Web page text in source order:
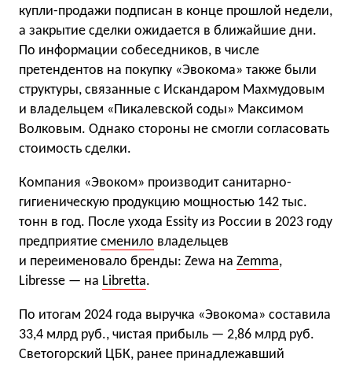
купли-продажи подписан в конце прошлой недели,
а закрытие сделки ожидается в ближайшие дни.
По информации собеседников, в числе
претендентов на покупку «Эвокома» также были
структуры, связанные с Искандаром Махмудовым
и владельцем «Пикалевской соды» Максимом
Волковым. Однако стороны не смогли согласовать
стоимость сделки.
Компания «Эвоком» производит санитарно-
гигиеническую продукцию мощностью 142 тыс.
тонн в год. После ухода Essity из России в 2023 году
предприятие сменило владельцев
и переименовало бренды: Zewa на Zemma,
Libresse — на Libretta.
По итогам 2024 года выручка «Эвокома» составила
33,4 млрд руб., чистая прибыль — 2,86 млрд руб.
Светогорский ЦБК, ранее принадлежавший